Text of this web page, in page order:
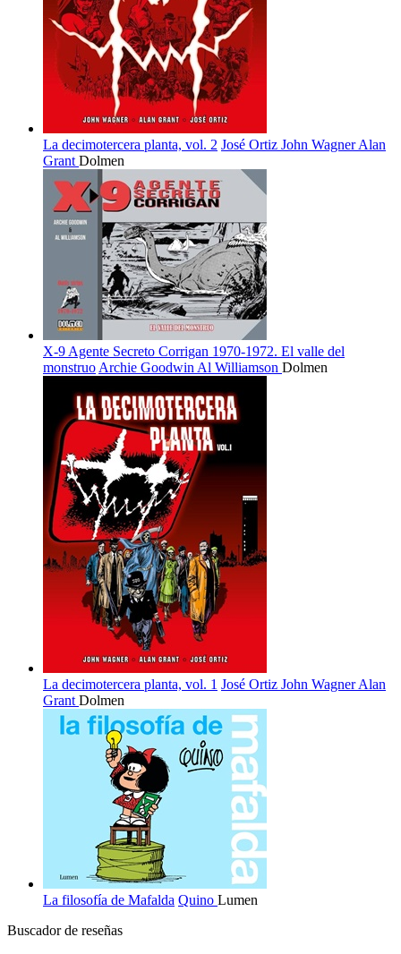
La decimotercera planta, vol. 2 José Ortiz John WagnerAlan
Grant Dolmen
X-9 Agente Secreto Corrigan 1970-1972. El valle del
monstruo Archie Goodwin Al Williamson Dolmen
La decimotercera planta, vol. 1 José Ortiz John WagnerAlan
Grant Dolmen
La filosofía de Mafalda Quino Lumen
Buscador de reseñas